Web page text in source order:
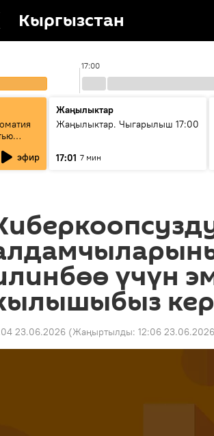
Кыргызстан
17:00
эфир
Жаңылыктар
Жаңылыктар. Чыгарылыш 17:00
17:01 7 мин
үчүн
23.06.2026 (Жаңыртылды: 12:06 23.06.2026